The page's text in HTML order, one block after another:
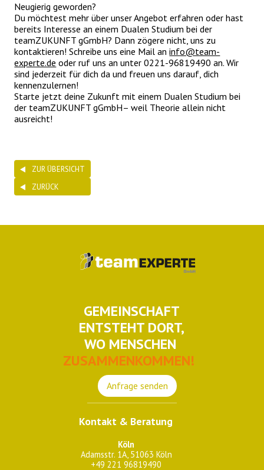
Neugierig geworden?
Du möchtest mehr über unser Angebot erfahren oder hast
bereits Interesse an einem Dualen Studium bei der
teamZUKUNFT gGmbH? Dann zögere nicht, uns zu
kontaktieren! Schreibe uns eine Mail aninfo@team-
experte.de oder ruf uns an unter 0221-96819490 an. Wir
sind jederzeit für dich da und freuen uns darauf, dich
kennenzulernen!
Starte jetzt deine Zukunft mit einem Dualen Studium bei
der teamZUKUNFT gGmbH– weil Theorie allein nicht
ausreicht!
ZUR ÜBERSICHT
ZURÜCK
GEMEINSCHAFT
ENTSTEHT DORT,
WO MENSCHEN
ZUSAMMENKOMMEN!
Anfrage senden
Kontakt & Beratung
Köln
Adamsstr. 1A, 51063 Köln
+49 221 96819490